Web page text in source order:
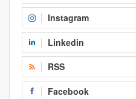
Instagram
Linkedin
RSS
Facebook